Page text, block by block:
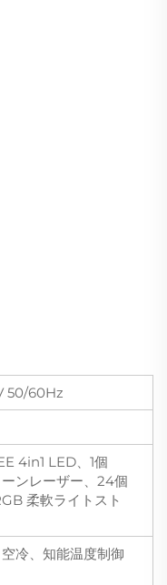
50/60Hz
4in1 LED、1個
ンレーザー、24個
柔軟ライトスト
冷、知能温度制御